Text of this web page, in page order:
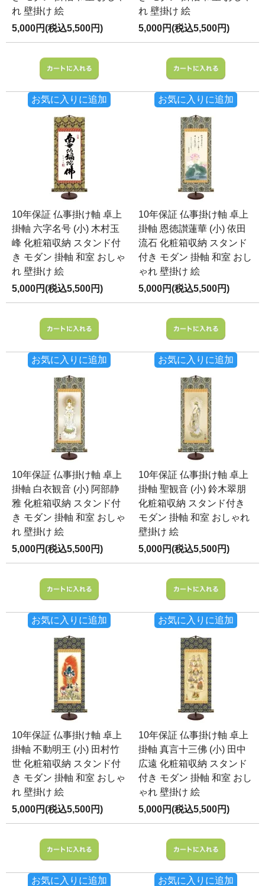
れ 壁掛け 絵
5,000円(税込5,500円)
お気に入りに追加
れ 壁掛け 絵
5,000円(税込5,500円)
お気に入りに追加
10年保証 仏事掛け軸 卓上
掛軸 六字名号 (小) 木村玉
峰 化粧箱収納 スタンド付
き モダン 掛軸 和室 おしゃ
れ 壁掛け 絵
5,000円(税込5,500円)
お気に入りに追加
10年保証 仏事掛け軸 卓上
掛軸 恩徳讃蓮華 (小) 依田
流石 化粧箱収納 スタンド
付き モダン 掛軸 和室 おし
ゃれ 壁掛け 絵
5,000円(税込5,500円)
お気に入りに追加
10年保証 仏事掛け軸 卓上
掛軸 白衣観音 (小) 阿部静
雅 化粧箱収納 スタンド付
き モダン 掛軸 和室 おしゃ
れ 壁掛け 絵
5,000円(税込5,500円)
お気に入りに追加
10年保証 仏事掛け軸 卓上
掛軸 聖観音 (小) 鈴木翠朋
化粧箱収納 スタンド付き
モダン 掛軸 和室 おしゃれ
壁掛け 絵
5,000円(税込5,500円)
お気に入りに追加
10年保証 仏事掛け軸 卓上
掛軸 不動明王 (小) 田村竹
世 化粧箱収納 スタンド付
き モダン 掛軸 和室 おしゃ
れ 壁掛け 絵
5,000円(税込5,500円)
お気に入りに追加
10年保証 仏事掛け軸 卓上
掛軸 真言十三佛 (小) 田中
広遠 化粧箱収納 スタンド
付き モダン 掛軸 和室 おし
ゃれ 壁掛け 絵
5,000円(税込5,500円)
お気に入りに追加